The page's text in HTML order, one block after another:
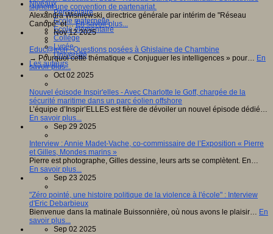
Niveaux
Périscolaire
Ecole maternelle
Ecole élémentaire
Collège
Lycée
Université
Les auteurs
signent une convention de partenariat.
Alexandra Wisniewski, directrice générale par intérim de "Réseau
Canopé" et…En savoir plus...
Nov 12 2025
Educ@tech : Questions posées à Ghislaine de Chambine
→ Pourquoi cette thématique « Conjuguer les intelligences » pour… En
savoir plus...
Oct 02 2025
Nouvel épisode Inspir'elles - Avec Charlotte le Goff, chargée de la
sécurité maritime dans un parc éolien offshore
L’équipe d’Inspir’ELLES est fière de dévoiler un nouvel épisode dédié…
En savoir plus...
Sep 29 2025
Interview : Annie Madet-Vache, co-commissaire de l’Exposition « Pierre
et Gilles, Mondes marins »
Pierre est photographe, Gilles dessine, leurs arts se complètent. En…
En savoir plus...
Sep 23 2025
"Zéro pointé, une histoire politique de la violence à l'école" : Interview
d'Eric Debarbieux
Bienvenue dans la matinale Buissonnière, où nous avons le plaisir… En
savoir plus...
Sep 02 2025